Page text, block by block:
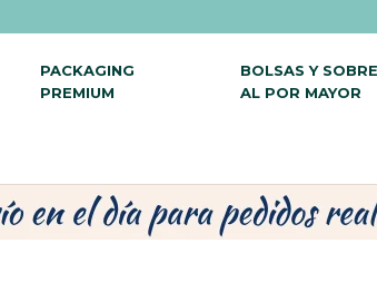
PACKAGING
PREMIUM
BOLSAS Y
AL POR MAYOR